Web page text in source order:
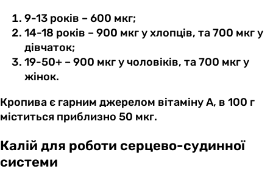
9-13 років – 600 мкг;
14-18 років – 900 мкг у хлопців, та 700 мкг у
дівчаток;
19-50+ – 900 мкг у чоловіків, та 700 мкг у
жінок.
Кропива є гарним джерелом вітаміну А, в 100 г
міститься приблизно 50 мкг.
Калій для роботи серцево-судинної
системи